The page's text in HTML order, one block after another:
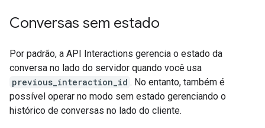
Conversas sem estado
Por padrão, a API Interactions gerencia o estado da
conversa no lado do servidor quando você usa
previous_interaction_id . No entanto, também é
possível operar no modo sem estado gerenciando o
histórico de conversas no lado do cliente.